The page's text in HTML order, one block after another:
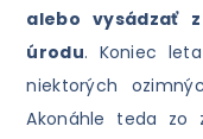
alebo vysádzať
úrodu. Koniec
niektorých
Akonáhle teda zo